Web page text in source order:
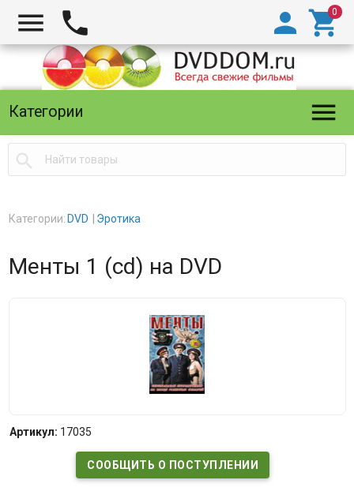
  

Категории 

Категории: DVD Эротика
Менты 1 (cd) на DVD
Артикул: 17035
СООБЩИТЬ О ПОСТУПЛЕНИИ